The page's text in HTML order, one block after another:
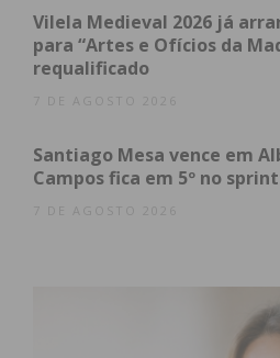
Índice
Foco no título nacional
Subscreva a newsletter do
Com o primeiro e principal
aponta baterias ao fecho da
objetivo da época já está
trabalhar para o segundo”,
Vilela Medieval 2026 já
para “Artes e Ofícios da
requalificado
7 DE AGOSTO 2026
Santiago Mesa vence em
Campos fica em 5º no
7 DE AGOSTO 2026